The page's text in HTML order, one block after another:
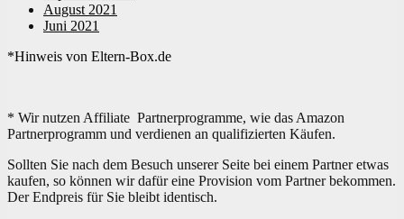
August 2021
Juni 2021
*Hinweis von Eltern-Box.de
* Wir nutzen Affiliate Partnerprogramme, wie das Amazon
Partnerprogramm und verdienen an qualifizierten Käufen.
Sollten Sie nach dem Besuch unserer Seite bei einem Partner etwas
kaufen, so können wir dafür eine Provision vom Partner bekommen.
Der Endpreis für Sie bleibt identisch.